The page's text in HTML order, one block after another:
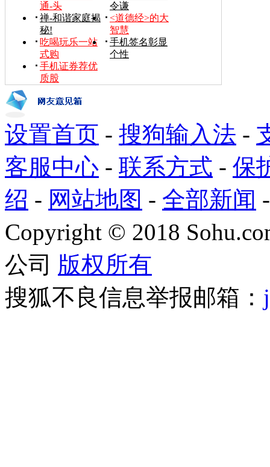
通-头
令谦
禅-和谐家庭揭
秘!
<道德经>的大
智慧
吃喝玩乐一站
式购
手机签名彰显
个性
手机证券荐优
质股
设置首页 - 搜狗输入法 -
客服中心 - 联系方式 - 保
绍 - 网站地图 - 全部新闻
Copyright © 2018
公司 版权所有
搜狐不良信息举报邮箱：